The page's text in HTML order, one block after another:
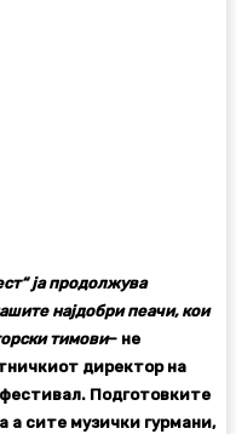
ја продолжува
најдобри пеачи, кои
тимови– не
директор на
Подготовките
а сите музички гурмани,